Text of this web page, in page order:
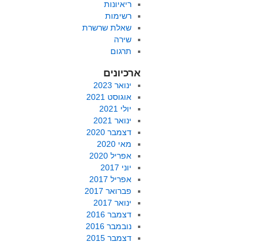
ריאיונות
רשימות
שאלת שרשרת
שירה
תרגום
ארכיונים
ינואר 2023
אוגוסט 2021
יולי 2021
ינואר 2021
דצמבר 2020
מאי 2020
אפריל 2020
יוני 2017
אפריל 2017
פברואר 2017
ינואר 2017
דצמבר 2016
נובמבר 2016
דצמבר 2015